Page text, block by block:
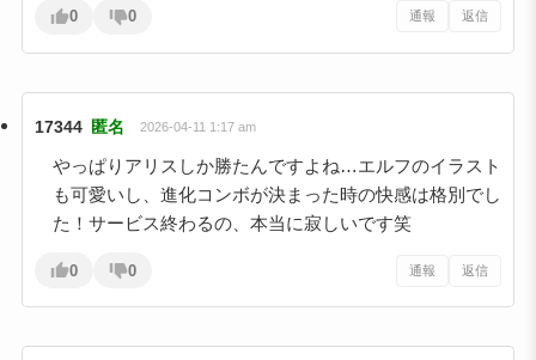
0 0 通報 返信
17344 匿名 2026-04-11 1:17 am
やっぱりアリスしか勝たんですよね…エルフのイラスト
も可愛いし、進化コンボが決まった時の快感は格別でし
た！サービス終わるの、本当に寂しいです笑
0 0 通報 返信